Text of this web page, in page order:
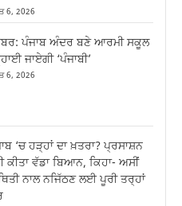
6, 2026
ਪੰਜਾਬ ਅੰਦਰ ਬਣੇ ਆਰਮੀ ਸਕੂਲ
ਜਾਏਗੀ ‘ਪੰਜਾਬੀ’
6, 2026
‘ਚ ਹੜ੍ਹਾਂ ਦਾ ਖ਼ਤਰਾ? ਪ੍ਰਸਾਸ਼ਨ
ਕੀਤਾ ਵੱਡਾ ਬਿਆਨ, ਕਿਹਾ- ਅਸੀਂ
ਨਾਲ ਨਜਿੱਠਣ ਲਈ ਪੂਰੀ ਤਰ੍ਹਾਂ